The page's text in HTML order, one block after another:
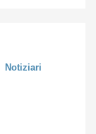
Notiziari